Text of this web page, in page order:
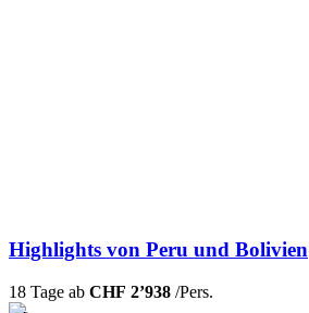
Highlights von Peru und Bolivien
18 Tage ab CHF 2’938 /Pers.